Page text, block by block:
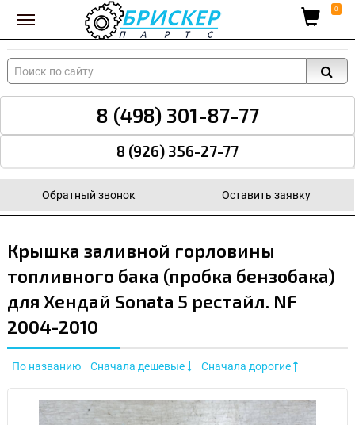
Вход для поставщиков 0
8 (498) 301-87-77
8 (926) 356-27-77
Обратный звонок Оставить заявку
Крышка заливной горловины
топливного бака (пробка бензобака)
для Хендай Sonata 5 рестайл. NF
2004-2010
По названию Сначала дешевые Сначала дорогие